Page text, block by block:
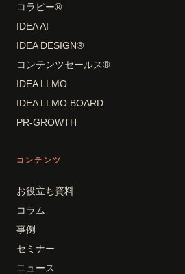
コラピー®
IDEA AI
IDEA DESIGN®
コンテンツセールス®
IDEA LLMO
IDEA LLMO BOARD
PR-GROWTH
コンテンツ
お役立ち資料
コラム
事例
セミナー
ニュース